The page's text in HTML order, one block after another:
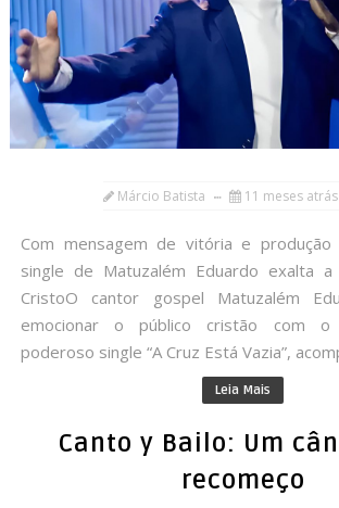
Márcio Batista 11 meses atrás
Com mensagem de vitória e produção
single de Matuzalém Eduardo exalta
CristoO cantor gospel Matuzalém
emocionar o público cristão com o
poderoso single “A Cruz Está Vazia”,
Leia Mais
Canto y Bailo: Um
recomeço